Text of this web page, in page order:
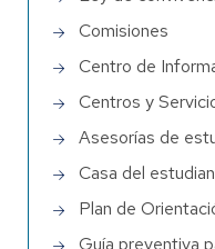
Comisiones
Centro de
Centros y
Asesorías de
Casa del
Plan de